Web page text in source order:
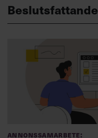
Beslutsfattande
Annonssamarbete: